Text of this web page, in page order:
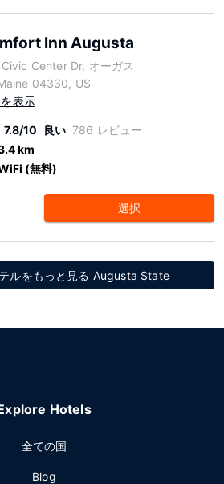
Inn Augusta
Center Dr, オーガス
04330, US
表示
7.8/10 良い 786 レビュー
km
(無料)
選択
ルをもっと見る Augusta State
Hotels
全ての国
Blog